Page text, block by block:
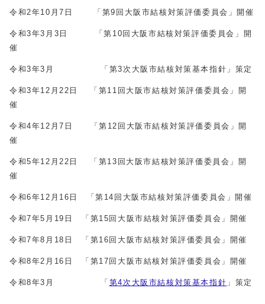
令和2年10月7日 「第9回大阪市結核対策評価委員会」開催
令和3年3月3日 「第10回大阪市結核対策評価委員会」開
催
令和3年3月 「第3次大阪市結核対策基本指針」策定
令和3年12月22日 「第11回大阪市結核対策評価委員会」開
催
令和4年12月7日 「第12回大阪市結核対策評価委員会」開
催
令和5年12月22日 「第13回大阪市結核対策評価委員会」開
催
令和6年12月16日 「第14回大阪市結核対策評価委員会」開催
令和7年5月19日 「第15回大阪市結核対策評価委員会」開催
令和7年8月18日 「第16回大阪市結核対策評価委員会」開催
令和8年2月16日 「第17回大阪市結核対策評価委員会」開催
令和8年3月 「 第4次大阪市結核対策基本指針 」策定